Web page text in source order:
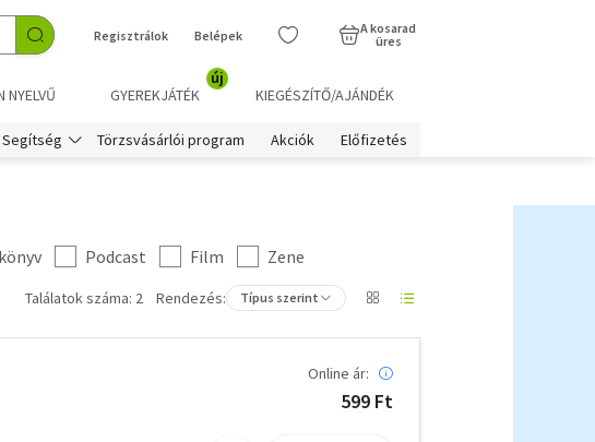
Regisztrálok Belépek
A kosarad
üres
NYELVŰ GYEREKJÁTÉK
új
KIEGÉSZÍTŐ/AJÁNDÉK
Segítség Törzsvásárlói program Akciók Előfizetés
Podcast Film
Zene
Találatok száma: 2 Rendezés: Típus szerint
Online ár:
599 Ft